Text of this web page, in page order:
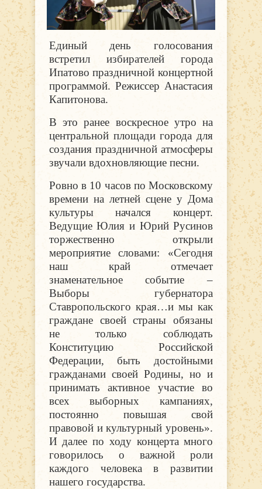
Единый день голосования
встретил избирателей города
Ипатово праздничной концертной
программой. Режиссер Анастасия
Капитонова.
В это ранее воскресное утро на
центральной площади города для
создания праздничной атмосферы
звучали вдохновляющие песни.
Ровно в 10 часов по Московскому
времени на летней сцене у Дома
культуры начался концерт.
Ведущие Юлия и Юрий Русинов
торжественно открыли
мероприятие словами: «Сегодня
наш край отмечает
знаменательное событие –
Выборы губернатора
Ставропольского края…и мы как
граждане своей страны обязаны
не только соблюдать
Конституцию Российской
Федерации, быть достойными
гражданами своей Родины, но и
принимать активное участие во
всех выборных кампаниях,
постоянно повышая свой
правовой и культурный уровень».
И далее по ходу концерта много
говорилось о важной роли
каждого человека в развитии
нашего государства.